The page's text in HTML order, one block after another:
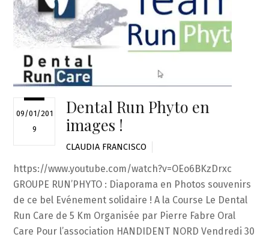
09/01/201
9
Dental Run Phyto en
images !
CLAUDIA FRANCISCO
https://www.youtube.com/watch?v=OEo6BKzDrxc
GROUPE RUN’PHYTO : Diaporama en Photos souvenirs
de ce bel Evénement solidaire ! A la Course Le Dental
Run Care de 5 Km Organisée par Pierre Fabre Oral
Care Pour l’association HANDIDENT NORD Vendredi 30